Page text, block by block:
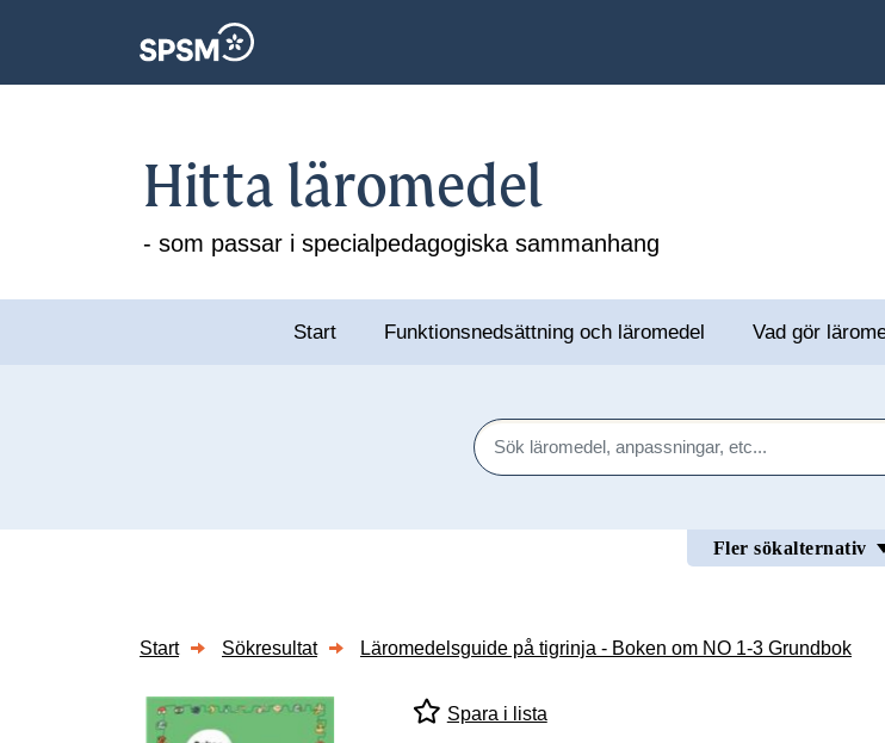
Hitta läromedel
- som passar i specialpedagogiska sammanhang
Start Funktionsnedsättning och läromedel Vad gör
Sök
Fler sökalternativ
Start Sökresultat Läromedelsguide på tigrinja - Boken om NO 1-3 Grundbok
Spara i lista